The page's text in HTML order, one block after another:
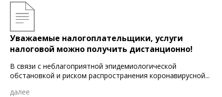
Уважаемые налогоплательщики, услуги
налоговой можно получить дистанционно!
В связи с неблагоприятной эпидемиологической
обстановкой и риском распространения коронавирусной...
далее